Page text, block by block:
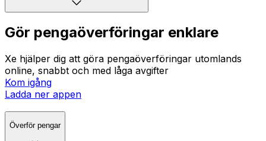
Gör pengaöverföringar enklare
Xe hjälper dig att göra pengaöverföringar utomlands
online, snabbt och med låga avgifter
Kom igång
Ladda ner appen
Överför pengar